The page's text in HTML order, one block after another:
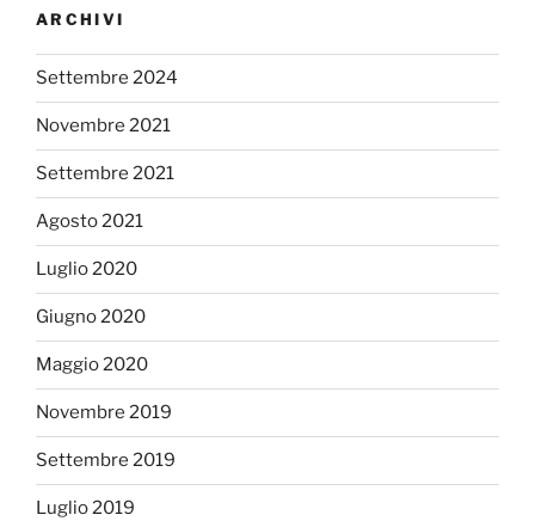
ARCHIVI
Settembre 2024
Novembre 2021
Settembre 2021
Agosto 2021
Luglio 2020
Giugno 2020
Maggio 2020
Novembre 2019
Settembre 2019
Luglio 2019